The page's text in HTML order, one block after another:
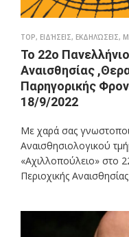
TOP, ΕΙΔΉΣΕΙΣ, ΕΚΔΗΛΏΣΕΙΣ,
Το 22ο
Αναισθησίας
Παρηγορικής
18/9/2022
Με χαρά σας
Αναισθησιολογικού
«Αχιλλοπούλειο» στο
Περιοχικής